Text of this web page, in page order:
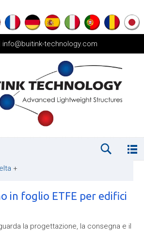
info@buitink-technology.com
+
in foglio ETFE per edifici
la progettazione, la consegna e il